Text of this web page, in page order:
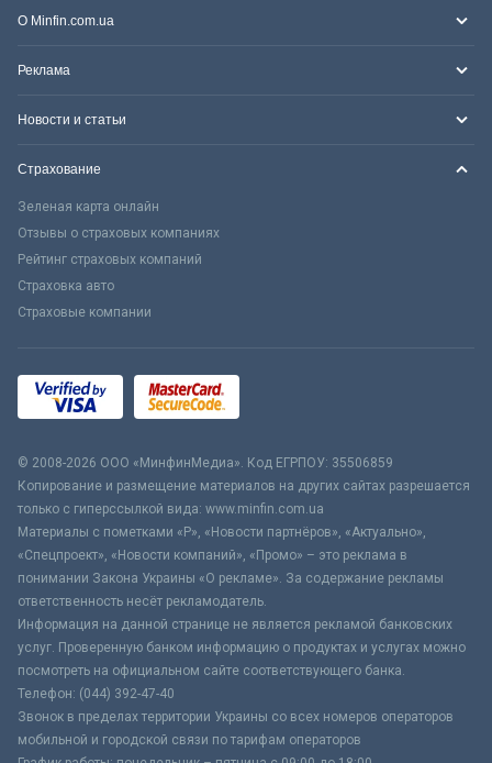
О Minfin.com.ua
Реклама
Новости и статьи
Страхование
Зеленая карта онлайн
Отзывы о страховых компаниях
Рейтинг страховых компаний
Страховка авто
Страховые компании
© 2008-2026 ООО «МинфинМедиа». Код ЕГРПОУ: 35506859
Копирование и размещение материалов на других сайтах разрешается
только с гиперссылкой вида: www.minfin.com.ua
Материалы с пометками «Р», «Новости партнёров», «Актуально»,
«Спецпроект», «Новости компаний», «Промо» – это реклама в
понимании Закона Украины «О рекламе». За содержание рекламы
ответственность несёт рекламодатель.
Информация на данной странице не является рекламой банковских
услуг. Проверенную банком информацию о продуктах и услугах можно
посмотреть на официальном сайте соответствующего банка.
Телефон: (044) 392-47-40
Звонок в пределах территории Украины со всех номеров операторов
мобильной и городской связи по тарифам операторов